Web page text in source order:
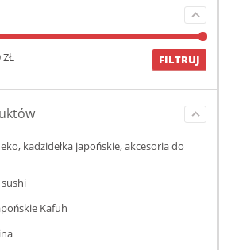
FILTRUJ
ZŁ
kadzidełka japońskie, akcesoria do
Kafuh